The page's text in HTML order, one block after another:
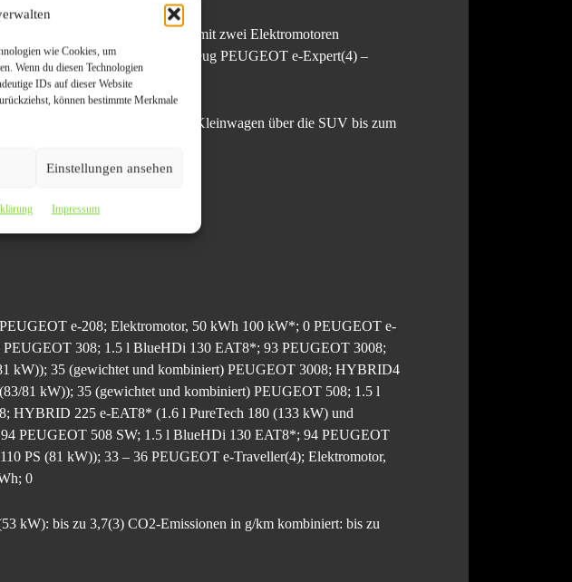
wie Cookies, um
Wenn du diesen Technologien
IDs auf dieser Website
können bestimmte Merkmale
Einstellungen ansehen
Impressum
mit einem, beziehungsweise mit zwei Elektromotoren
sowie das leichte Nutzfahrzeug PEUGEOT e-Expert(4) –
Mobilität.
Ziel, bis zum Jahr 2025 vom Kleinwagen über die SUV bis zum
e-208; Elektromotor, 50 kWh 100 kW*; 0 PEUGEOT e-
308; 1.5 l BlueHDi 130 EAT8*; 93 PEUGEOT 3008;
kW)); 35 (gewichtet und kombiniert) PEUGEOT 3008; HYBRID4
81 kW)); 35 (gewichtet und kombiniert) PEUGEOT 508; 1.5 l
225 e-EAT8* (1.6 l PureTech 180 (133 kW) und
PEUGEOT 508 SW; 1.5 l BlueHDi 130 EAT8*; 94 PEUGEOT
PS (81 kW)); 33 – 36 PEUGEOT e-Traveller(4); Elektromotor,
0
kW): bis zu 3,7(3) CO2-Emissionen in g/km kombiniert: bis zu